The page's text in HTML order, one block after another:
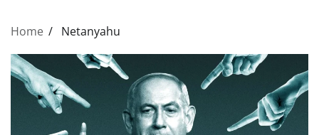
Home Netanyahu